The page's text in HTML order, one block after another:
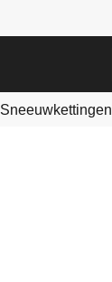
Sneeuwkettingen